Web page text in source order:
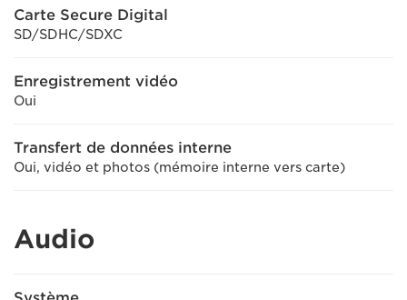
Carte Secure Digital
SD/SDHC/SDXC
Enregistrement vidéo
Oui
Transfert de données interne
Oui, vidéo et photos (mémoire interne vers carte)
Audio